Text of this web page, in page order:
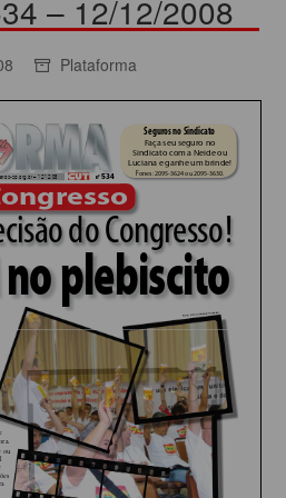
– 12/12/2008
Plataforma